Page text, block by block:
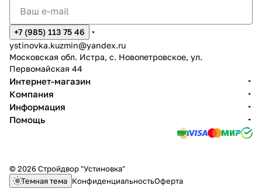
+7 (985) 113 75 46
ystinovka.kuzmin@yandex.ru
Московская обл. Истра, с. Новопетровское, ул.
Первомайская 44
Интернет-магазин
Компания
Информация
Помощь
© 2026 Стройдвор "Устиновка"
Темная тема КонфиденциальностьОферта